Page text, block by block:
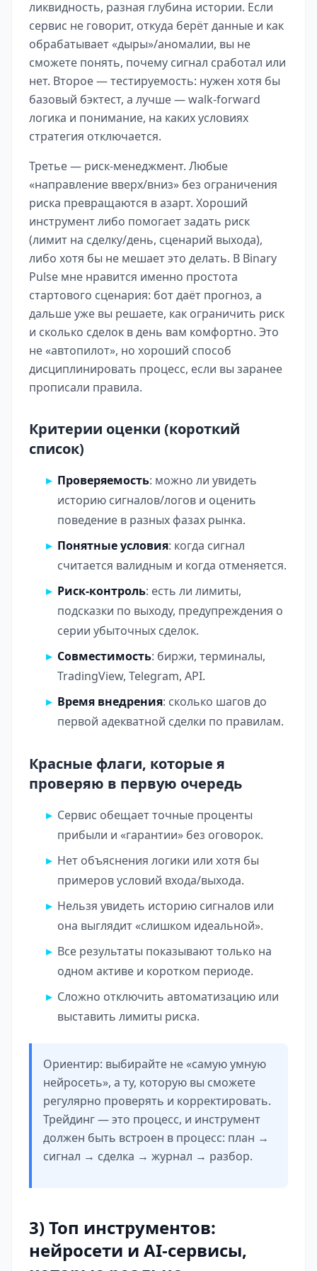
ликвидность, разная глубина истории. Если
сервис не говорит, откуда берёт данные и как
обрабатывает «дыры»/аномалии, вы не
сможете понять, почему сигнал сработал или
нет. Второе — тестируемость: нужен хотя бы
базовый бэктест, а лучше — walk-forward
логика и понимание, на каких условиях
стратегия отключается.
Третье — риск-менеджмент. Любые
«направление вверх/вниз» без ограничения
риска превращаются в азарт. Хороший
инструмент либо помогает задать риск
(лимит на сделку/день, сценарий выхода),
либо хотя бы не мешает это делать. В Binary
Pulse мне нравится именно простота
стартового сценария: бот даёт прогноз, а
дальше уже вы решаете, как ограничить риск
и сколько сделок в день вам комфортно. Это
не «автопилот», но хороший способ
дисциплинировать процесс, если вы заранее
прописали правила.
Критерии оценки (короткий
список)
Проверяемость: можно ли увидеть
историю сигналов/логов и оценить
поведение в разных фазах рынка.
Понятные условия: когда сигнал
считается валидным и когда отменяется.
Риск-контроль: есть ли лимиты,
подсказки по выходу, предупреждения о
серии убыточных сделок.
Совместимость: биржи, терминалы,
TradingView, Telegram, API.
Время внедрения: сколько шагов до
первой адекватной сделки по правилам.
Красные флаги, которые я
проверяю в первую очередь
Сервис обещает точные проценты
прибыли и «гарантии» без оговорок.
Нет объяснения логики или хотя бы
примеров условий входа/выхода.
Нельзя увидеть историю сигналов или
она выглядит «слишком идеальной».
Все результаты показывают только на
одном активе и коротком периоде.
Сложно отключить автоматизацию или
выставить лимиты риска.
Ориентир: выбирайте не «самую умную
нейросеть», а ту, которую вы сможете
регулярно проверять и корректировать.
Трейдинг — это процесс, и инструмент
должен быть встроен в процесс: план →
сигнал → сделка → журнал → разбор.
3) Топ инструментов:
нейросети и AI-сервисы,